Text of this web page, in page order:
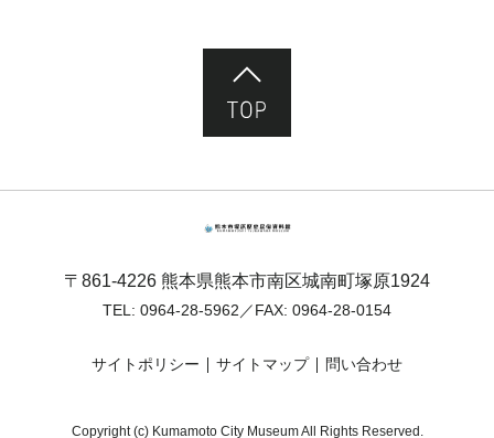
〒861-4226 熊本県熊本市南区城南町塚原1924
TEL: 0964-28-5962 ／FAX: 0964-28-0154
サイトポリシー サイトマップ 問い合わせ
Copyright (c) Kumamoto City Museum All Rights Reserved.